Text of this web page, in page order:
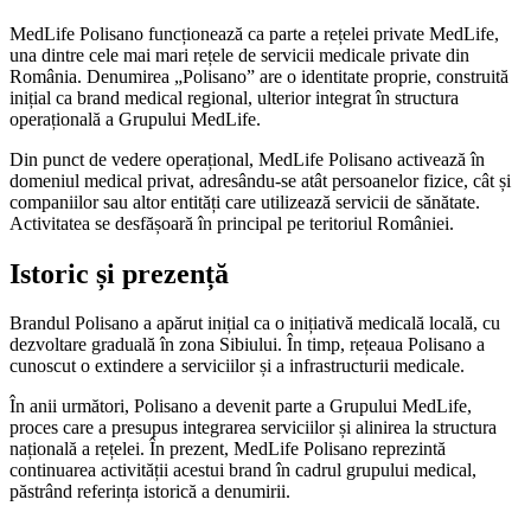
MedLife Polisano funcționează ca parte a rețelei private MedLife,
una dintre cele mai mari rețele de servicii medicale private din
România. Denumirea „Polisano” are o identitate proprie, construită
inițial ca brand medical regional, ulterior integrat în structura
operațională a Grupului MedLife.
Din punct de vedere operațional, MedLife Polisano activează în
domeniul medical privat, adresându-se atât persoanelor fizice, cât și
companiilor sau altor entități care utilizează servicii de sănătate.
Activitatea se desfășoară în principal pe teritoriul României.
Istoric și prezență
Brandul Polisano a apărut inițial ca o inițiativă medicală locală, cu
dezvoltare graduală în zona Sibiului. În timp, rețeaua Polisano a
cunoscut o extindere a serviciilor și a infrastructurii medicale.
În anii următori, Polisano a devenit parte a Grupului MedLife,
proces care a presupus integrarea serviciilor și alinirea la structura
națională a rețelei. În prezent, MedLife Polisano reprezintă
continuarea activității acestui brand în cadrul grupului medical,
păstrând referința istorică a denumirii.